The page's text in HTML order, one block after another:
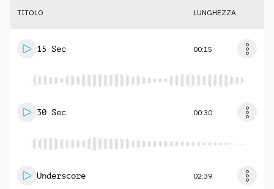
TITOLO LUNGHEZZA
15 Sec 00:15
30 Sec 00:30
Underscore 02:39